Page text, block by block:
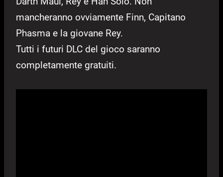
mancheranno ovviamente Finn, Capitano
Phasma e la giovane Rey.
Tutti i futuri DLC del gioco saranno
completamente gratuiti.